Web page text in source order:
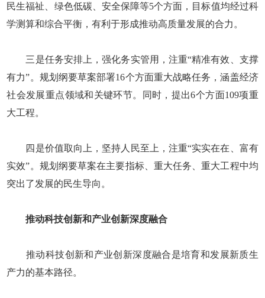
民生福祉、绿色低碳、安全保障等5个方面，目标值均经过科
学测算和综合平衡，有利于形成推动高质量发展的合力。
三是任务安排上，强化务实管用，注重“精准有效、支撑
有力”。规划纲要草案部署16个方面重大战略任务，涵盖经济
社会发展重点领域和关键环节。同时，提出6个方面109项重
大工程。
四是价值取向上，坚持人民至上，注重“实实在在、富有
实效”。规划纲要草案在主要指标、重大任务、重大工程中均
突出了发展的民生导向。
推动科技创新和产业创新深度融合
推动科技创新和产业创新深度融合是培育和发展新质生
产力的基本路径。